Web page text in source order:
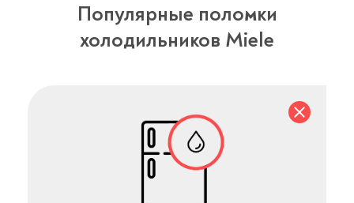
Популярные поломки
холодильников Miele